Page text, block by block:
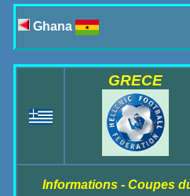
Ghana
GRECE
Informations - Coupes